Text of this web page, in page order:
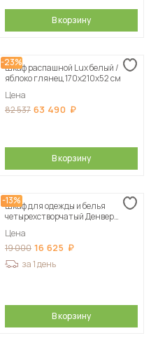
В корзину
-23%
Шкаф распашной Lux белый /
яблоко глянец 170х210х52 см
Цена
82 537 63 490
В корзину
-13%
Шкаф для одежды и белья
четырехстворчатый Денвер
Цена
19 000 16 625
за 1 день
В корзину